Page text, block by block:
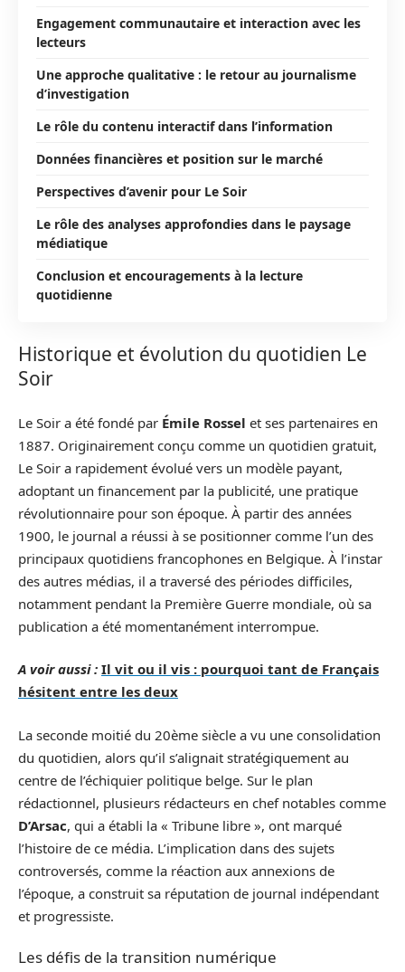
Engagement communautaire et interaction avec les
lecteurs
Une approche qualitative : le retour au journalisme
d’investigation
Le rôle du contenu interactif dans l’information
Données financières et position sur le marché
Perspectives d’avenir pour Le Soir
Le rôle des analyses approfondies dans le paysage
médiatique
Conclusion et encouragements à la lecture
quotidienne
Historique et évolution du quotidien Le
Soir
Le Soir a été fondé par Émile Rossel et ses partenaires en
1887. Originairement conçu comme un quotidien gratuit,
Le Soir a rapidement évolué vers un modèle payant,
adoptant un financement par la publicité, une pratique
révolutionnaire pour son époque. À partir des années
1900, le journal a réussi à se positionner comme l’un des
principaux quotidiens francophones en Belgique. À l’instar
des autres médias, il a traversé des périodes difficiles,
notamment pendant la Première Guerre mondiale, où sa
publication a été momentanément interrompue.
A voir aussi : Il vit ou il vis : pourquoi tant de Français
hésitent entre les deux
La seconde moitié du 20ème siècle a vu une consolidation
du quotidien, alors qu’il s’alignait stratégiquement au
centre de l’échiquier politique belge. Sur le plan
rédactionnel, plusieurs rédacteurs en chef notables comme
D’Arsac, qui a établi la « Tribune libre », ont marqué
l’histoire de ce média. L’implication dans des sujets
controversés, comme la réaction aux annexions de
l’époque, a construit sa réputation de journal indépendant
et progressiste.
Les défis de la transition numérique